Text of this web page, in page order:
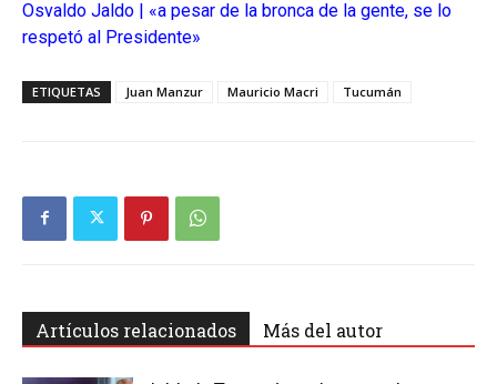
Osvaldo Jaldo | «a pesar de la bronca de la gente, se lo
respetó al Presidente»
ETIQUETAS Juan Manzur Mauricio Macri Tucumán
Artículos relacionados Más del autor